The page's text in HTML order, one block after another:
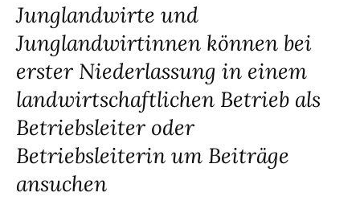
Junglandwirte und
Junglandwirtinnen können bei
erster Niederlassung in einem
landwirtschaftlichen Betrieb als
Betriebsleiter oder
Betriebsleiterin um Beiträge
ansuchen